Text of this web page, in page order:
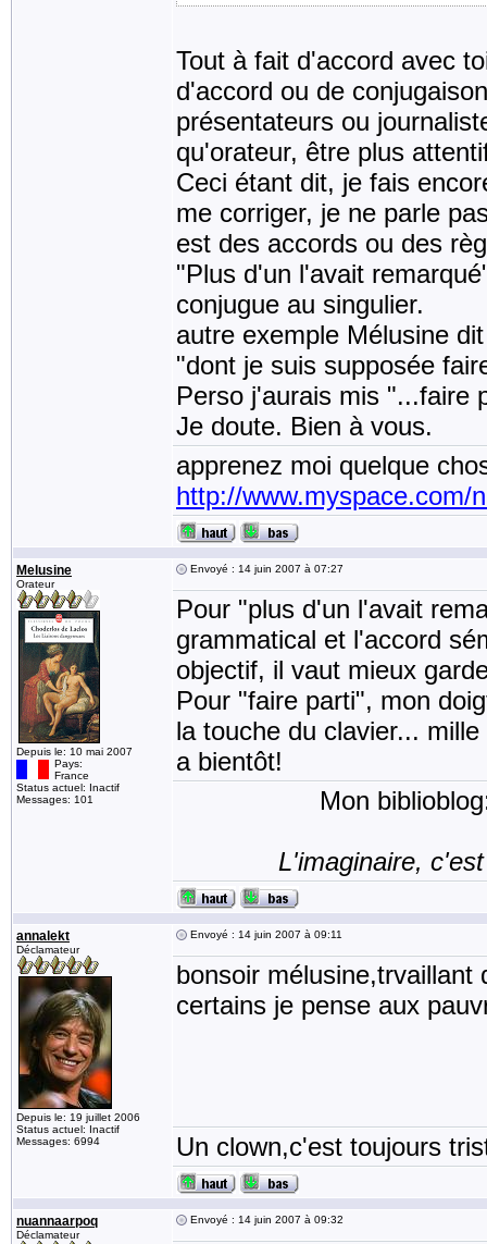
Tout à fait d'accord avec
d'accord ou de
présentateurs ou
qu'orateur, être plus
Ceci étant dit, je fais
me corriger, je ne parle
est des accords ou des
"Plus d'un l'avait
conjugue au singulier.
autre exemple Mélusine
"dont je suis supposée
Perso j'aurais mis "...faire
Je doute. Bien à vous.
apprenez moi quelque
http://www.myspace.com/
Melusine
Orateur
Depuis le: 10 mai 2007
Pays:
France
Status actuel: Inactif
Messages: 101
Envoyé : 14 juin 2007 à 07:27
Pour "plus d'un l'avait
grammatical et l'accord
objectif, il vaut mieux
Pour "faire parti", mon
la touche du clavier...
a bientôt!
Mon
L'imaginaire,
annalekt
Déclamateur
Depuis le: 19 juillet 2006
Status actuel: Inactif
Messages: 6994
Envoyé : 14 juin 2007 à 09:11
bonsoir mélusine,trvaillant
certains je pense aux
Un clown,c'est toujours
nuannaarpoq
Déclamateur
Envoyé : 14 juin 2007 à 09:32